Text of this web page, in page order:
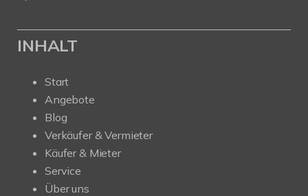
INHALT
Start
Angebote
Blog
Verkäufer & Vermieter
Käufer & Mieter
Service
Über uns